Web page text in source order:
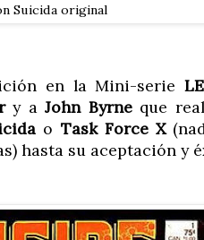
Suicida original
en la Mini-serie
y aJohn Byrneque
o Task Force X
hasta su aceptación y